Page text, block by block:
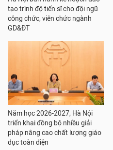
tạo trình độ tiến sĩ cho đội ngũ
công chức, viên chức ngành
GD&ĐT
Năm học 2026-2027, Hà Nội
triển khai đồng bộ nhiều giải
pháp nâng cao chất lượng giáo
dục toàn diện